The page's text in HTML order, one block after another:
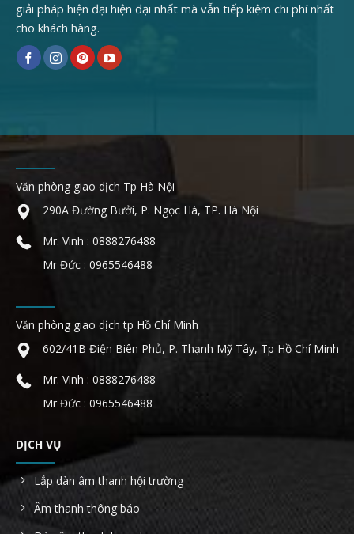
giải pháp hiện đại hiện đại nhất mà vẫn tiếp kiệm chi phí nhất
cho khách hàng.
Văn phòng giao dịch Tp Hà Nội
290A Đường Bưởi, P. Ngọc Hà, TP. Hà Nội
Mr. Vinh : 0888276488
Mr Đức : 0965546488
Văn phòng giao dịch tp Hồ Chí Minh
602/41B Điện Biên Phủ, P. Thạnh Mỹ Tây, Tp Hồ Chí Minh
Mr. Vinh : 0888276488
Mr Đức : 0965546488
DỊCH VỤ
Lắp dàn âm thanh hội trường
Âm thanh thông báo